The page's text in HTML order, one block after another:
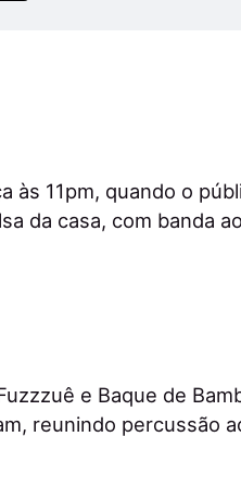
às 11pm, quando o
da casa, com banda
e Baque de
reunindo percussão